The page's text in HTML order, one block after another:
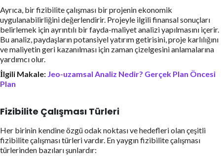
Ayrıca, bir fizibilite çalışması bir projenin ekonomik
uygulanabilirliğini değerlendirir. Projeyle ilgili finansal sonuçları
belirlemek için ayrıntılı bir fayda-maliyet analizi yapılmasını içerir.
Bu analiz, paydaşların potansiyel yatırım getirisini, proje karlılığını
ve maliyetin geri kazanılması için zaman çizelgesini anlamalarına
yardımcı olur.
İlgili Makale: Jeo-uzamsal Analiz Nedir? Gerçek Plan Öncesi
Plan
Fizibilite Çalışması Türleri
Her birinin kendine özgü odak noktası ve hedefleri olan çeşitli
fizibilite çalışması türleri vardır. En yaygın fizibilite çalışması
türlerinden bazıları şunlardır: